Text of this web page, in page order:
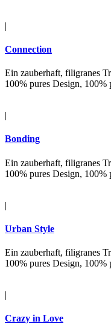
|
Connection
Ein zauberhaft, filigranes
100% pures Design,
|
Bonding
Ein zauberhaft, filigranes
100% pures Design,
|
Urban Style
Ein zauberhaft, filigranes
100% pures Design,
|
Crazy in Love